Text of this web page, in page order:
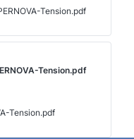
Tension.pdf
Tension.pdf
Tension.pdf